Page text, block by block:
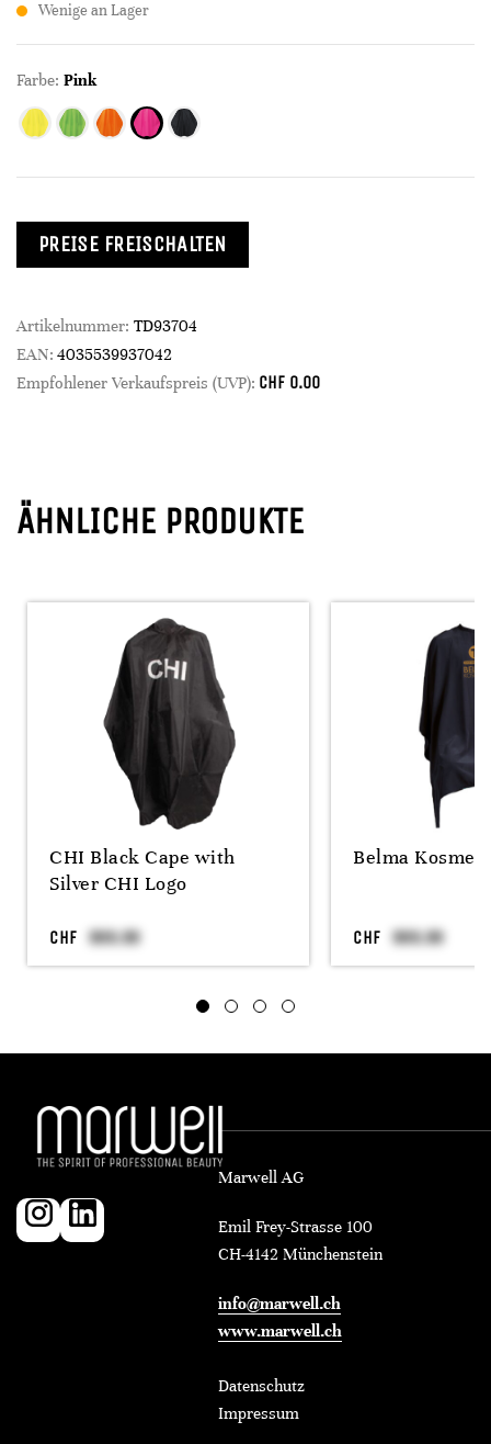
Wenige an Lager
Farbe: Pink
PREISE FREISCHALTEN
Artikelnummer: TD93704
EAN: 4035539937042
Empfohlener Verkaufspreis (UVP): CHF 0.00
ÄHNLICHE PRODUKTE
CHI Black Cape with
Silver CHI Logo
CHF
Belma
CHF
Marwell AG
Emil Frey-Strasse 100
CH-4142 Münchenstein
info@marwell.ch
www.marwell.ch
Datenschutz
Impressum